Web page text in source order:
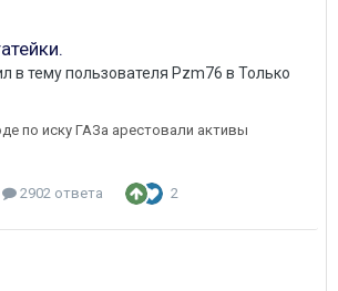
в тему пользователя Pzm76 в Только
по иску ГАЗа арестовали активы
2902 ответа 2